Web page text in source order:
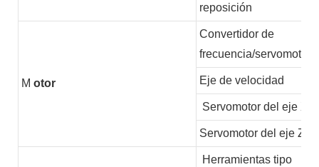
reposición
M otor
Convertidor de
frecuencia/servomotor
Eje de velocidad
Servomotor del eje X
Servomotor del eje Z
Herramientas tipo